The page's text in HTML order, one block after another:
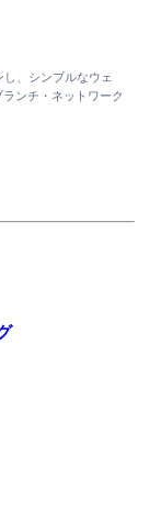
、シンプルなウェ
ンチ・ネットワーク